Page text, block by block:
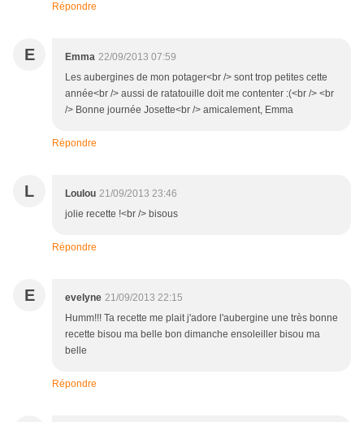
Répondre
E Emma 22/09/2013 07:59
Les aubergines de mon potager<br /> sont trop petites cette
année<br /> aussi de ratatouille doit me contenter :(<br /> <br
/> Bonne journée Josette<br /> amicalement, Emma
Répondre
L Loulou 21/09/2013 23:46
jolie recette !<br /> bisous
Répondre
E evelyne 21/09/2013 22:15
Humm!!! Ta recette me plait j'adore l'aubergine une très bonne
recette bisou ma belle bon dimanche ensoleiller bisou ma
belle
Répondre